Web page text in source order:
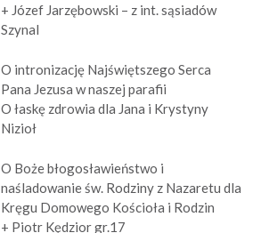
+ Józef Jarzębowski – z int. sąsiadów
Szynal
O intronizację Najświętszego Serca
Pana Jezusa w naszej parafii
O łaskę zdrowia dla Jana i Krystyny
Nizioł
O Boże błogosławieństwo i
naśladowanie św. Rodziny z Nazaretu dla
Kręgu Domowego Kościoła i Rodzin
+ Piotr Kędzior gr.17